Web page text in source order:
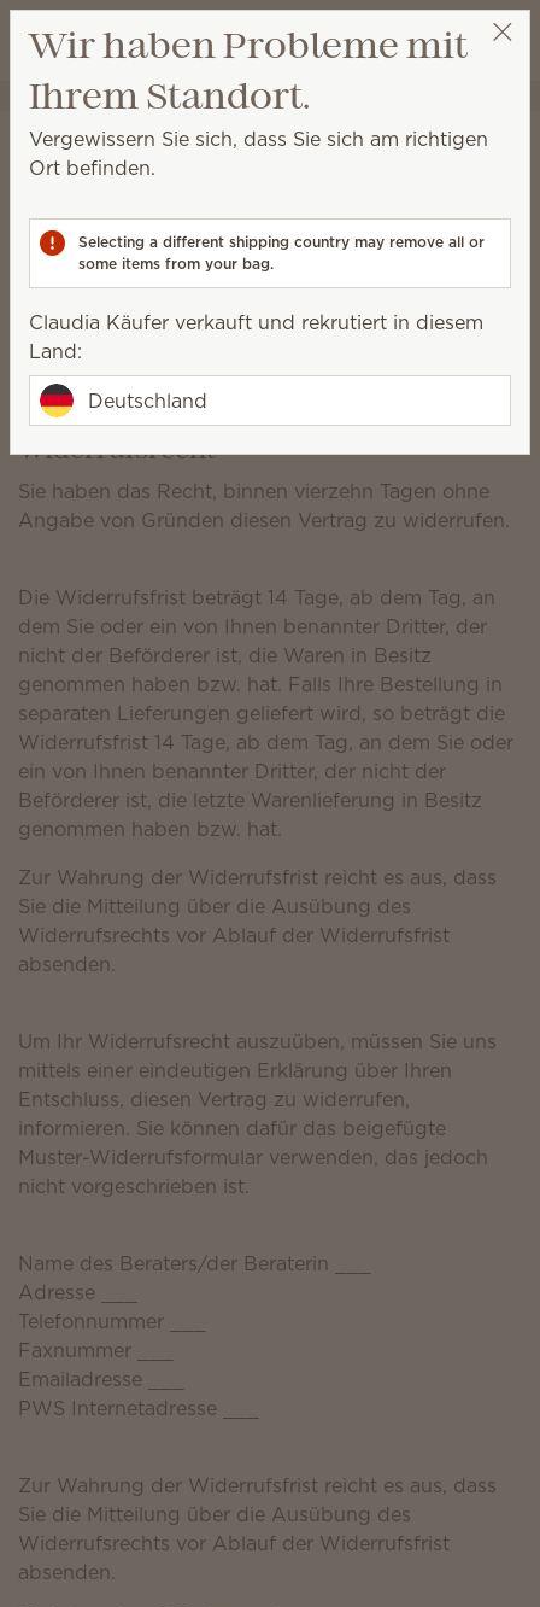
Wunschliste
Warenkorb
Claudia Käufer Party auswählen
Informationen zum
Versand*
Bestellungen nach Deutschland:
Bei einem Verkaufswert von bis zu 619,99 € kostet der
Versand 7 €.
Bei einem Verkaufswert von 620 € und mehr ist der
Versand gratis.
Alle Versandkosten verstehen sich inklusive MwSt.
Widerrufsrecht
Sie haben das Recht, binnen vierzehn Tagen ohne
Angabe von Gründen diesen Vertrag zu widerrufen.
Die Widerrufsfrist beträgt 14 Tage, ab dem Tag, an
dem Sie oder ein von Ihnen benannter Dritter, der
nicht der Beförderer ist, die Waren in Besitz
genommen haben bzw. hat. Falls Ihre Bestellung in
separaten Lieferungen geliefert wird, so beträgt die
Widerrufsfrist 14 Tage, ab dem Tag, an dem Sie oder
ein von Ihnen benannter Dritter, der nicht der
Beförderer ist, die letzte Warenlieferung in Besitz
genommen haben bzw. hat.
Zur Wahrung der Widerrufsfrist reicht es aus, dass
Sie die Mitteilung über die Ausübung des
Widerrufsrechts vor Ablauf der Widerrufsfrist
absenden.
Um Ihr Widerrufsrecht auszuüben, müssen Sie uns
mittels einer eindeutigen Erklärung über Ihren
Entschluss, diesen Vertrag zu widerrufen,
informieren. Sie können dafür das beigefügte
Muster-Widerrufsformular verwenden, das jedoch
nicht vorgeschrieben ist.
Name des Beraters/der Beraterin ___
Adresse ___
Telefonnummer ___
Faxnummer ___
Emailadresse ___
PWS Internetadresse ___
Zur Wahrung der Widerrufsfrist reicht es aus, dass
Sie die Mitteilung über die Ausübung des
Widerrufsrechts vor Ablauf der Widerrufsfrist
absenden.
Wir haben Probleme mit
Ihrem Standort.
Vergewissern Sie sich, dass Sie sich am richtigen
Ort befinden.
Selecting a different shipping country may remove all or
some items from your bag.
Claudia Käufer verkauft und rekrutiert in diesem
Land:
Deutschland